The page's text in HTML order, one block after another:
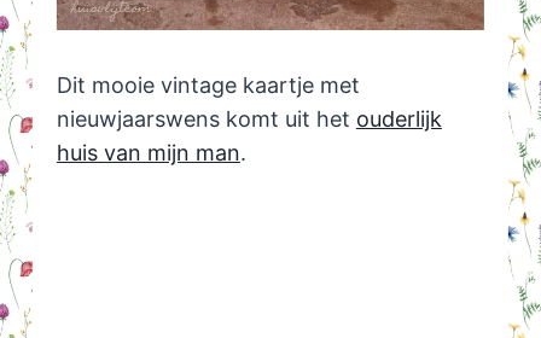
Dit mooie vintage kaartje met
nieuwjaarswens komt uit het ouderlijk
huis van mijn man.